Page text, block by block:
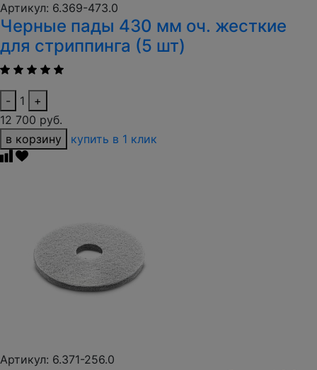
Артикул: 6.369-473.0
Черные пады 430 мм оч. жесткие
для стриппинга (5 шт)
- 1
+
12 700 руб.
в корзину
купить в 1 клик
Артикул: 6.371-256.0